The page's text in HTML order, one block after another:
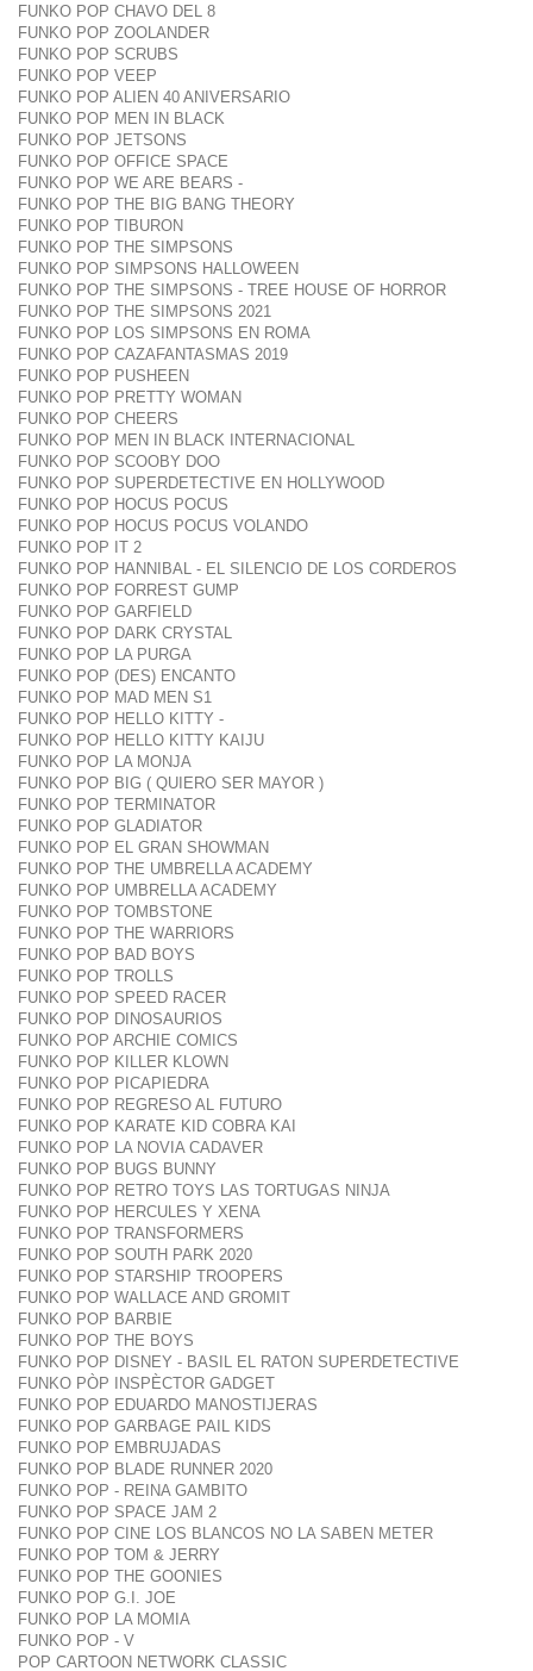
FUNKO POP CHAVO DEL 8
FUNKO POP ZOOLANDER
FUNKO POP SCRUBS
FUNKO POP VEEP
FUNKO POP ALIEN 40 ANIVERSARIO
FUNKO POP MEN IN BLACK
FUNKO POP JETSONS
FUNKO POP OFFICE SPACE
FUNKO POP WE ARE BEARS -
FUNKO POP THE BIG BANG THEORY
FUNKO POP TIBURON
FUNKO POP THE SIMPSONS
FUNKO POP SIMPSONS HALLOWEEN
FUNKO POP THE SIMPSONS - TREE HOUSE OF HORROR
FUNKO POP THE SIMPSONS 2021
FUNKO POP LOS SIMPSONS EN ROMA
FUNKO POP CAZAFANTASMAS 2019
FUNKO POP PUSHEEN
FUNKO POP PRETTY WOMAN
FUNKO POP CHEERS
FUNKO POP MEN IN BLACK INTERNACIONAL
FUNKO POP SCOOBY DOO
FUNKO POP SUPERDETECTIVE EN HOLLYWOOD
FUNKO POP HOCUS POCUS
FUNKO POP HOCUS POCUS VOLANDO
FUNKO POP IT 2
FUNKO POP HANNIBAL - EL SILENCIO DE LOS CORDEROS
FUNKO POP FORREST GUMP
FUNKO POP GARFIELD
FUNKO POP DARK CRYSTAL
FUNKO POP LA PURGA
FUNKO POP (DES) ENCANTO
FUNKO POP MAD MEN S1
FUNKO POP HELLO KITTY -
FUNKO POP HELLO KITTY KAIJU
FUNKO POP LA MONJA
FUNKO POP BIG ( QUIERO SER MAYOR )
FUNKO POP TERMINATOR
FUNKO POP GLADIATOR
FUNKO POP EL GRAN SHOWMAN
FUNKO POP THE UMBRELLA ACADEMY
FUNKO POP UMBRELLA ACADEMY
FUNKO POP TOMBSTONE
FUNKO POP THE WARRIORS
FUNKO POP BAD BOYS
FUNKO POP TROLLS
FUNKO POP SPEED RACER
FUNKO POP DINOSAURIOS
FUNKO POP ARCHIE COMICS
FUNKO POP KILLER KLOWN
FUNKO POP PICAPIEDRA
FUNKO POP REGRESO AL FUTURO
FUNKO POP KARATE KID COBRA KAI
FUNKO POP LA NOVIA CADAVER
FUNKO POP BUGS BUNNY
FUNKO POP RETRO TOYS LAS TORTUGAS NINJA
FUNKO POP HERCULES Y XENA
FUNKO POP TRANSFORMERS
FUNKO POP SOUTH PARK 2020
FUNKO POP STARSHIP TROOPERS
FUNKO POP WALLACE AND GROMIT
FUNKO POP BARBIE
FUNKO POP THE BOYS
FUNKO POP DISNEY - BASIL EL RATON SUPERDETECTIVE
FUNKO PÒP INSPÈCTOR GADGET
FUNKO POP EDUARDO MANOSTIJERAS
FUNKO POP GARBAGE PAIL KIDS
FUNKO POP EMBRUJADAS
FUNKO POP BLADE RUNNER 2020
FUNKO POP - REINA GAMBITO
FUNKO POP SPACE JAM 2
FUNKO POP CINE LOS BLANCOS NO LA SABEN METER
FUNKO POP TOM & JERRY
FUNKO POP THE GOONIES
FUNKO POP G.I. JOE
FUNKO POP LA MOMIA
FUNKO POP - V
POP CARTOON NETWORK CLASSIC